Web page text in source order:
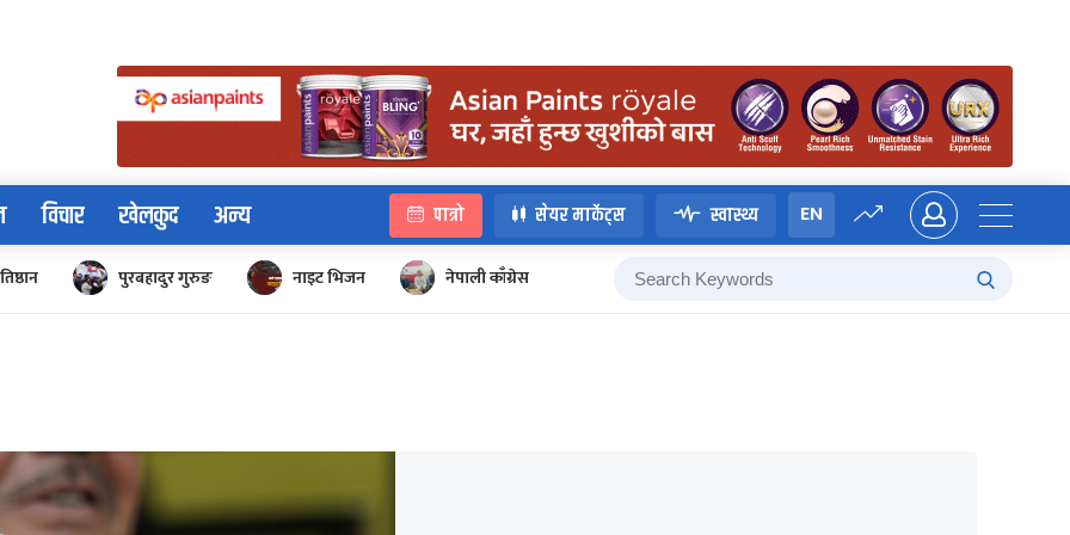
विचार खेलकुद अन्य पात्रो सेयर मार्केट्स स्वास्थ्य EN
पुरबहादुर गुरुङ नाइट भिजन नेपाली काँग्रेस